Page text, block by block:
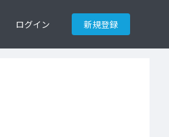
ログイン 新規登録